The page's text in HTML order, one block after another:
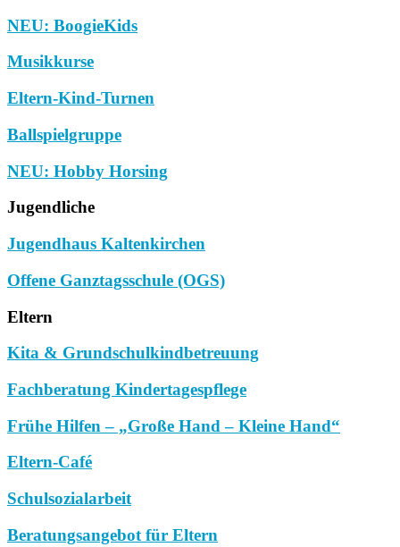
NEU: BoogieKids
Musikkurse
Eltern-Kind-Turnen
Ballspielgruppe
NEU: Hobby Horsing
Jugendliche
Jugendhaus Kaltenkirchen
Offene Ganztagsschule (OGS)
Eltern
Kita & Grundschulkindbetreuung
Fachberatung Kindertagespflege
Frühe Hilfen – „Große Hand – Kleine Hand“
Eltern-Café
Schulsozialarbeit
Beratungsangebot für Eltern